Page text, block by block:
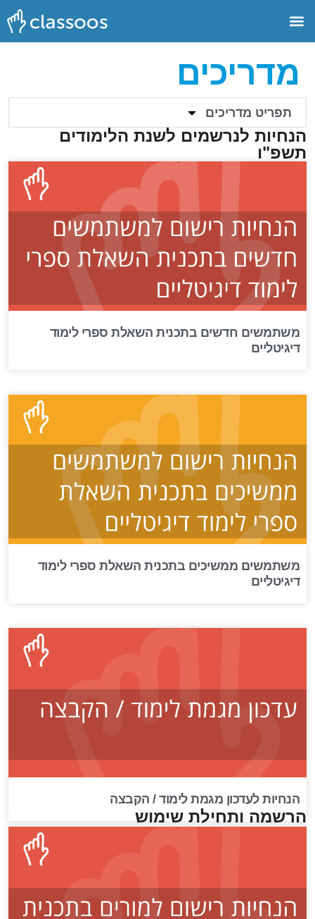
מדריכים
תפריט מדריכים
הנחיות לנרשמים לשנת הלימודים
תשפ"ו
משתמשים חדשים בתכנית השאלת ספרי לימוד
דיגיטליים
משתמשים ממשיכים בתכנית השאלת ספרי לימוד
דיגיטליים
הנחיות לעדכון מגמת לימוד / הקבצה
הרשמה ותחילת שימוש